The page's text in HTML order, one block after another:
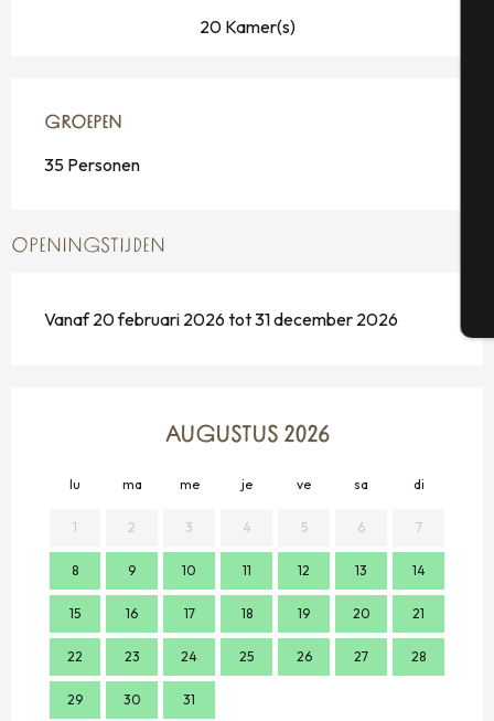
20 Kamer(s)
GROEPEN
GROEPEN
35 Personen
OPENINGSTIJDEN
Vanaf 20 februari 2026 tot 31 december 2026
AUGUSTUS 2026
lu ma me je ve sa di
1 2 3 4 5 6 7
8 9 10 11 12 13 14
15 16 17 18 19 20 21
22 23 24 25 26 27 28
29 30 31